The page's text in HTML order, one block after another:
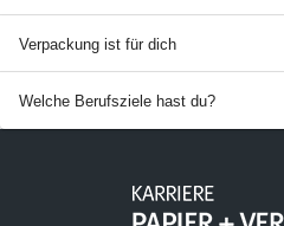
Verpackung ist für dich
Welche Berufsziele hast du?